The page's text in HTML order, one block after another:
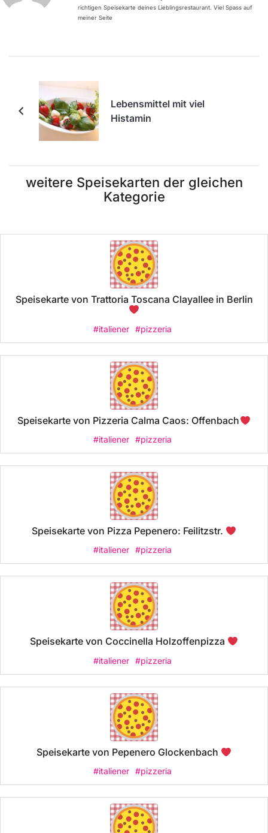
richtigen Speisekarte deines Lieblingsrestaurant. Viel Spass auf
meiner Seite
Lebensmittel mit viel
Histamin
weitere Speisekarten der gleichen
Kategorie
Speisekarte von Trattoria Toscana Clayallee in Berlin
#italiener #pizzeria
Speisekarte von Pizzeria Calma Caos: Offenbach
#italiener #pizzeria
Speisekarte von Pizza Pepenero: Feilitzstr.
#italiener #pizzeria
Speisekarte von Coccinella Holzoffenpizza
#italiener #pizzeria
Speisekarte von Pepenero Glockenbach
#italiener #pizzeria